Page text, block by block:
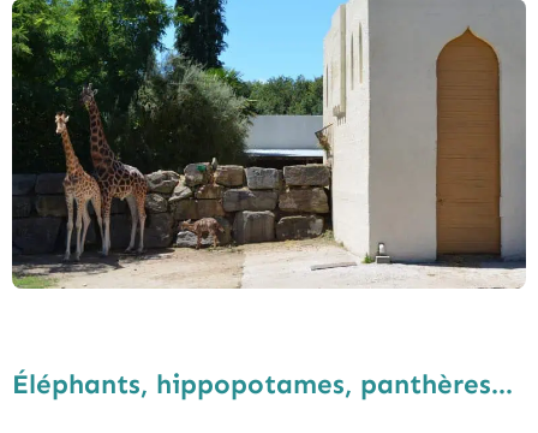
Éléphants, hippopotames, panthères...